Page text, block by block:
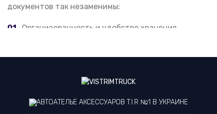
документов так незаменимы:
Организованность и удобство хранения.
их смятие и повреждение, разделять документы
по категориям благодаря внутренним
отделениям, удобно размещать не только бумаги,
АВТОАТЕЛЬЕ АКСЕССУАРОВ T.I.R №1 В УКРАИНЕ